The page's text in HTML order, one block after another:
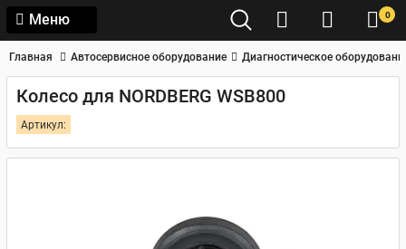
Меню 0
Главная Автосервисное оборудование Диагностическое
Колесо для NORDBERG WSB800
Артикул: